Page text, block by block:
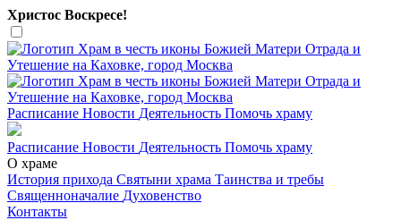
Христос Воскресе!
Расписание Новости Деятельность Помочь храму
Расписание Новости Деятельность Помочь храму
О храме
История прихода Святыни храма Таинства и требы
Священноначалие Духовенство
Контакты